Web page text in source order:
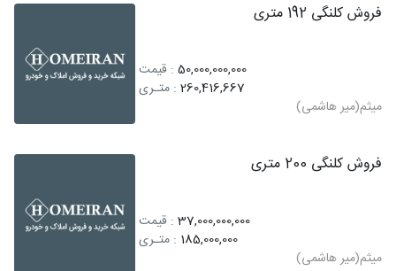
فروش کلنگی 192 متری
50,000,000,000 : قیمت
260,416,667 : متـری
میثم(میر هاشمی)
فروش کلنگی 200 متری
37,000,000,000 : قیمت
185,000,000 : متـری
میثم(میر هاشمی)